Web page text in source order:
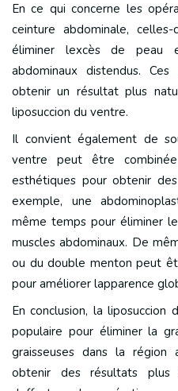
En ce qui concerne les
ceinture abdominale,
éliminer lexcès de peau
abdominaux distendus.
obtenir un résultat plus
liposuccion du ventre.
Il convient également de
ventre peut être
esthétiques pour obtenir
exemple, une
même temps pour éliminer
muscles abdominaux. De
ou du double menton peut
pour améliorer lapparence
En conclusion, la
populaire pour éliminer la
graisseuses dans la région
obtenir des résultats plus